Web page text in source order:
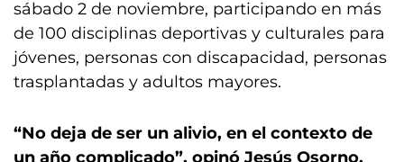
sábado 2 de noviembre, participando en más
de 100 disciplinas deportivas y culturales para
jóvenes, personas con discapacidad, personas
trasplantadas y adultos mayores.
“No deja de ser un alivio, en el contexto de
un año complicado”, opinó Jesús Osorno,